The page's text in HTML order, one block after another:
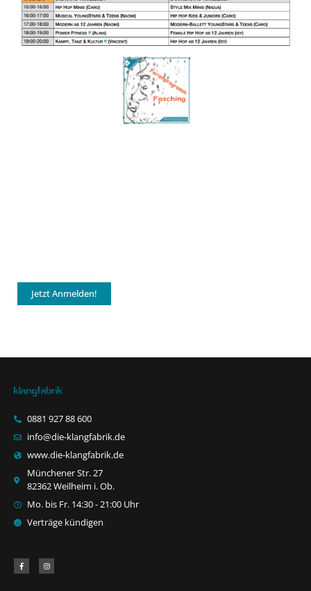
Jetzt Anmelden!
0881 927 88 600
info@die-klangfabrik.de
www.die-klangfabrik.de
Münchener Str. 27
82362 Weilheim i. Ob.
Mo. bis Fr. 14:30 - 21:00 Uhr
Verträge kündigen